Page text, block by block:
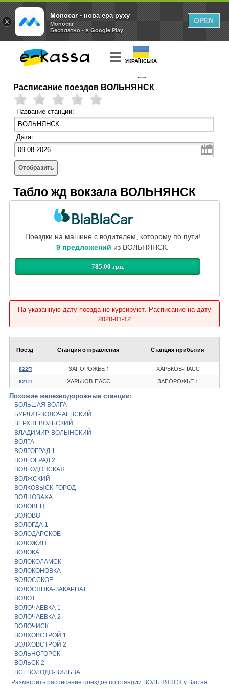
УКРАЇНСЬКА
КУПИТЬБИЛЕТ
Расписание поездов ВОЛЬНЯНСК
Название станции:
Дата:
Отобразить
Табло жд вокзала ВОЛЬНЯНСК
Поездки на машине с водителем, которому по пути!
9 предложений из ВОЛЬНЯНСК.
785.00 грн.
На указанную дату поезда не курсируют. Расписание на дату
2020-01-12
Поезд Станция отправления Станция прибытия
822П ЗАПОРОЖЬЕ 1 ХАРЬКОВ-ПАСС
821П ХАРЬКОВ-ПАСС ЗАПОРОЖЬЕ 1
Похожие железнодорожные станции:
БОЛЬШАЯ ВОЛГА
БУРЛИТ-ВОЛОЧАЕВСКИЙ
ВЕРХНЕВОЛЬСКИЙ
ВЛАДИМИР-ВОЛЫНСКИЙ
ВОЛГА
ВОЛГОГРАД 1
ВОЛГОГРАД 2
ВОЛГОДОНСКАЯ
ВОЛЖСКИЙ
ВОЛКОВЫСК-ГОРОД
ВОЛНОВАХА
ВОЛОВЕЦ
ВОЛОВО
ВОЛОГДА 1
ВОЛОДАРСКОЕ
ВОЛОЖИН
ВОЛОКА
ВОЛОКОЛАМСК
ВОЛОКОНОВКА
ВОЛОССКОЕ
ВОЛОСЯНКА-ЗАКАРПАТ.
ВОЛОТ
ВОЛОЧАЕВКА 1
ВОЛОЧАЕВКА 2
ВОЛОЧИСК
ВОЛХОВСТРОЙ 1
ВОЛХОВСТРОЙ 2
ВОЛЬНОГОРСК
ВОЛЬСК 2
ВСЕВОЛОДО-ВИЛЬВА
Разместить расписание поездов по станции ВОЛЬНЯНСК у Вас на
×
Monocar - нова ера руху
Monocar
Бесплатно - в Google Play
OPEN